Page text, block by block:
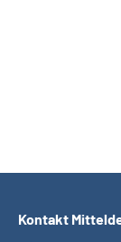
Kontakt